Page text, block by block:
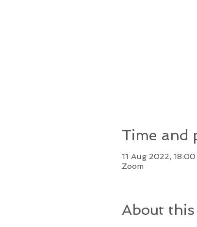
Time and
11 Aug 2022,
Zoom
About